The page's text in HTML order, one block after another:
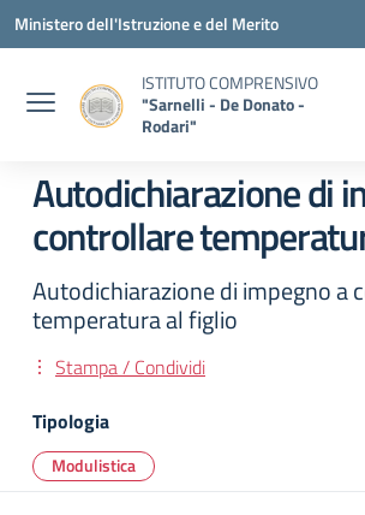
Vai ai contenuti
Vai al menu di navigazione
Vai al footer
Ministero dell'Istruzione e del Merito
ISTITUTO COMPRENSIVO
"Sarnelli - De Donato -
Rodari"
Autodichiarazione di
controllare
Autodichiarazione di impegno a
temperatura al figlio
Stampa / Condividi
Tipologia
Modulistica